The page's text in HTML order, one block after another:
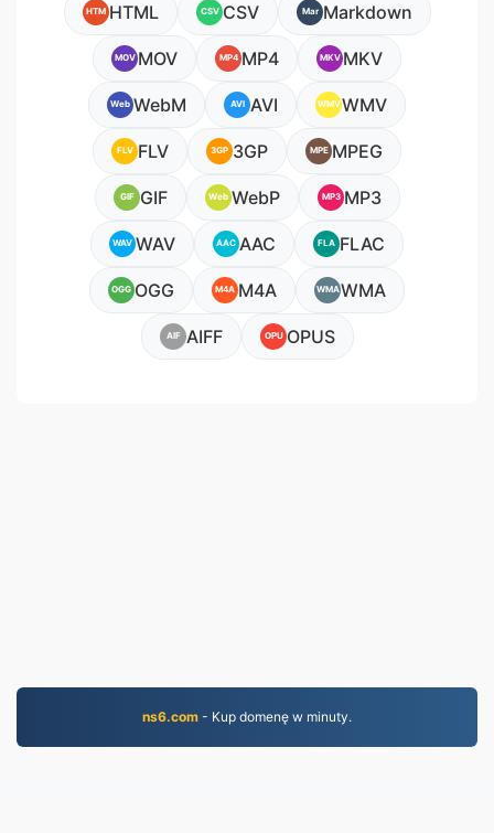
HTM HTML CSV CSV Mar Markdown
MOV MOV MP4 MP4 MKV MKV
Web WebM AVI AVI WMVWMV
FLV FLV 3GP 3GP MPE MPEG
GIF GIF Web WebP MP3 MP3
WAV WAV AAC AAC FLA FLAC
OGG OGG M4A M4A WMAWMA
AIF AIFF OPU OPUS
ns6.com - Kup domenę w minuty.